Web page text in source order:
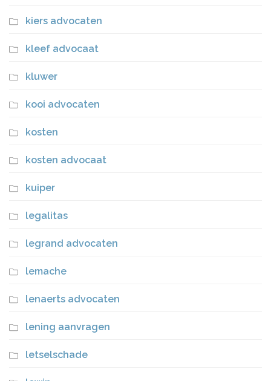
kiers advocaten
kleef advocaat
kluwer
kooi advocaten
kosten
kosten advocaat
kuiper
legalitas
legrand advocaten
lemache
lenaerts advocaten
lening aanvragen
letselschade